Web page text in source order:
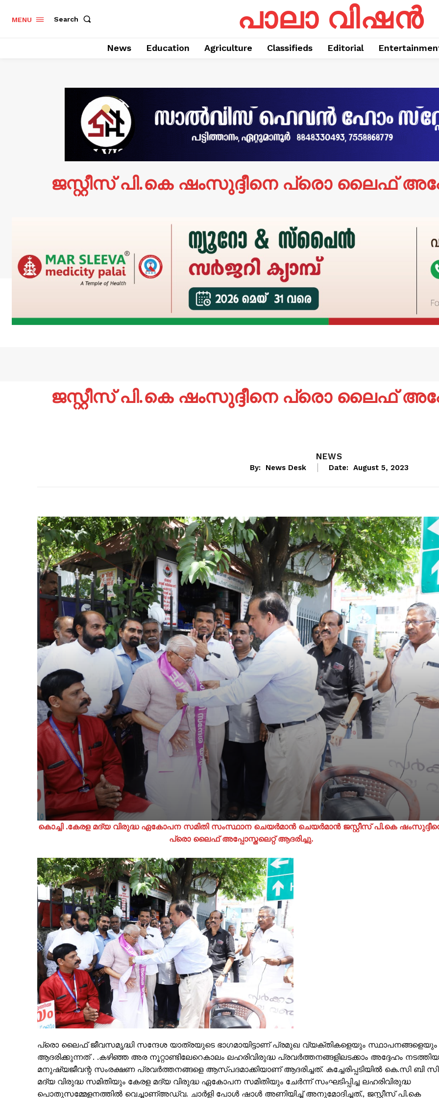
PALA VISION
PALA VISION
About
Contact us
MENU Search പാലാ വിഷൻ
News Education Agriculture Classifieds Editorial
ജസ്റ്റീസ് പി.കെ ഷംസുദ്ദീനെ പ്രൊ ലൈഫ്
ജസ്റ്റീസ് പി.കെ ഷംസുദ്ദീനെ പ്രൊ ലൈഫ്
NEWS
By: News Desk Date: August 5, 2023
കൊച്ചി .കേരള മദ്യ വിരുദ്ധ ഏകോപന സമിതി സംസ്ഥാന ചെയർമാൻ ചെയർമാൻ ജസ്റ്റീസ് പി.കെ
പ്രൊ ലൈഫ് അപ്പോസ്തലെറ്റ്‌ ആദരിച്ചു.
പ്രൊ ലൈഫ് ജീവസമൃദ്ധി സന്ദേശ യാത്രയുടെ ഭാഗമായിട്ടാണ് പ്രമുഖ വ്യക്തികളെയും സ്ഥാപനങ്ങളെയും
ആദരിക്കുന്നത് . .കഴിഞ്ഞ അര നൂറ്റാണ്ടിലേറെകാലം ലഹരിവിരുദ്ധ പ്രവർത്തനങ്ങളിലടക്കാം അദ്ദേഹം നടത്തിയ
മനുഷ്യജീവന്റ സംരക്ഷണ പ്രവർത്തനങ്ങളെ ആസ്പദമാക്കിയാണ് ആദരിച്ചത്. കച്ചേരിപ്പടിയിൽ കെ.സി ബി സി
മദ്യ വിരുദ്ധ സമിതിയും കേരള മദ്യ വിരുദ്ധ ഏകോപന സമിതിയും ചേർന്ന് സംഘടിപ്പിച്ച ലഹരിവിരുദ്ധ
പൊതുസമ്മേളനത്തിൽ വെച്ചാണ്അഡ്വ. ചാർളി പോൾ ഷാൾ അണിയിച്ച് അനുമോദിച്ചത്., ജസ്റ്റീസ് പി.കെ